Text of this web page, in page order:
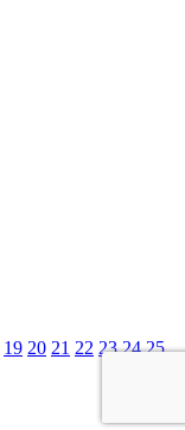
19 20 21 22 23 24 25